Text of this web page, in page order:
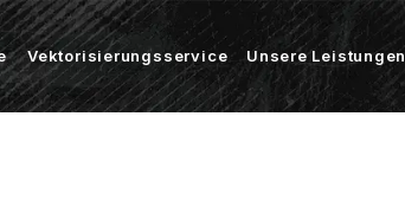
Vektorisierungsservice Unsere Leistungen